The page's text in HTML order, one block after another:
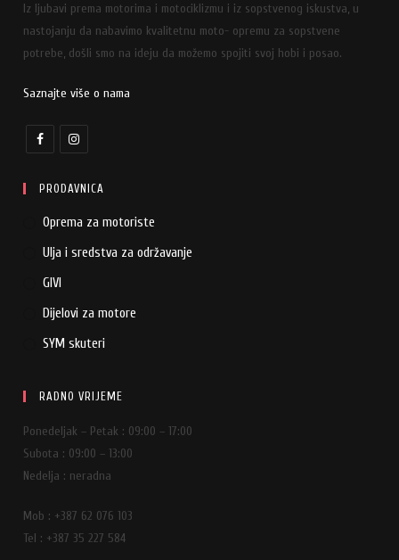
Iz ljubavi prema motorima i motociklizmu i iz sopstvenog iskustva, u
nastojanju da nabavimo kvalitetnu moto- opremu za sopstvene
potrebe, došli smo na ideju da možemo spojiti svoj hobi i posao.
Saznajte više o nama
PRODAVNICA
Oprema za motoriste
Ulja i sredstva za održavanje
GIVI
Dijelovi za motore
SYM skuteri
RADNO VRIJEME
Ponedeljak – Petak : 09:00 – 17:00
Subota : 09:00 – 13:00
Nedelja : neradna
Mob : +387 62 076 103
Tel : +387 35 227 584